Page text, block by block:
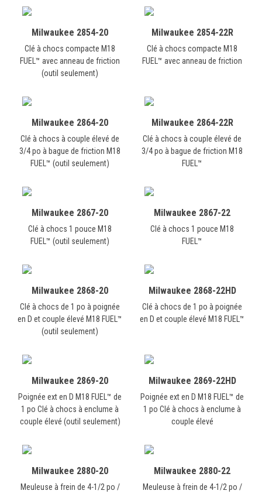
Milwaukee 2854-20
Clé à chocs compacte M18
FUEL™ avec anneau de friction
(outil seulement)
Milwaukee 2854-22R
Clé à chocs compacte M18
FUEL™ avec anneau de friction
Milwaukee 2864-20
Clé à chocs à couple élevé de
3/4 po à bague de friction M18
FUEL™ (outil seulement)
Milwaukee 2864-22R
Clé à chocs à couple élevé de
3/4 po à bague de friction M18
FUEL™
Milwaukee 2867-20
Clé à chocs 1 pouce M18
FUEL™ (outil seulement)
Milwaukee 2867-22
Clé à chocs 1 pouce M18
FUEL™
Milwaukee 2868-20
Clé à chocs de 1 po à poignée
en D et couple élevé M18 FUEL™
(outil seulement)
Milwaukee 2868-22HD
Clé à chocs de 1 po à poignée
en D et couple élevé M18 FUEL™
Milwaukee 2869-20
Poignée ext en D M18 FUEL™ de
1 po Clé à chocs à enclume à
couple élevé (outil seulement)
Milwaukee 2869-22HD
Poignée ext en D M18 FUEL™ de
1 po Clé à chocs à enclume à
couple élevé
Milwaukee 2880-20
Meuleuse à frein de 4-1/2 po /
Milwaukee 2880-22
Meuleuse à frein de 4-1/2 po /